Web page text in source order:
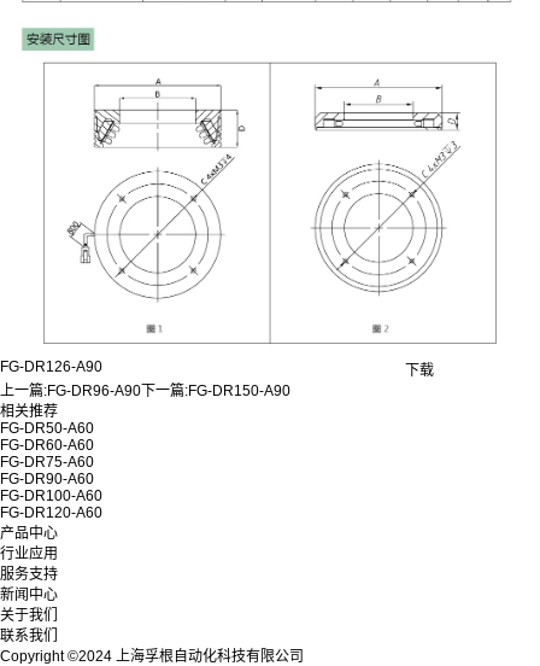
FG-DR126-A90
下载
上一篇:FG-DR96-A90下一篇:FG-DR150-A90
相关推荐
FG-DR50-A60
FG-DR60-A60
FG-DR75-A60
FG-DR90-A60
FG-DR100-A60
FG-DR120-A60
产品中心
行业应用
服务支持
新闻中心
关于我们
联系我们
Copyright ©2024 上海孚根自动化科技有限公司